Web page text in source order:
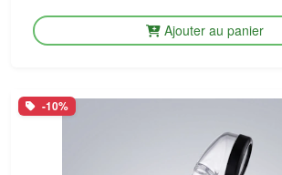
Ajouter au panier
-10%